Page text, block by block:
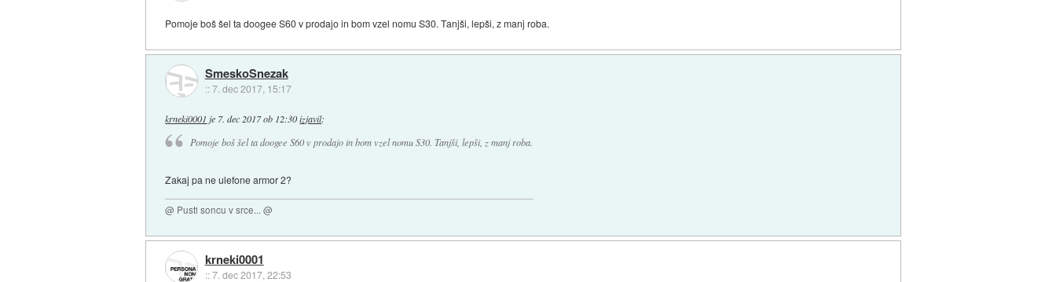
Pomoje boš šel ta doogee S60 v prodajo in bom vzel nomu S30. Tanjši, lepši, z manj roba.
SmeskoSnezak
::7. dec 2017, 15:17
krneki0001 je 7. dec 2017 ob 12:30 izjavil:
Pomoje boš šel ta doogee S60 v prodajo in bom vzel nomu S30. Tanjši, lepši, z manj roba.
Zakaj pa ne ulefone armor 2?
@ Pusti soncu v srce... @
krneki0001
::7. dec 2017, 22:53